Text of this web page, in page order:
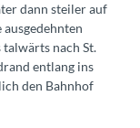
dann steiler auf
ausgedehnten
nach St.
entlang ins
den Bahnhof